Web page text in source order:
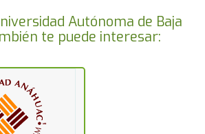
Autónoma de Baja
te puede interesar: